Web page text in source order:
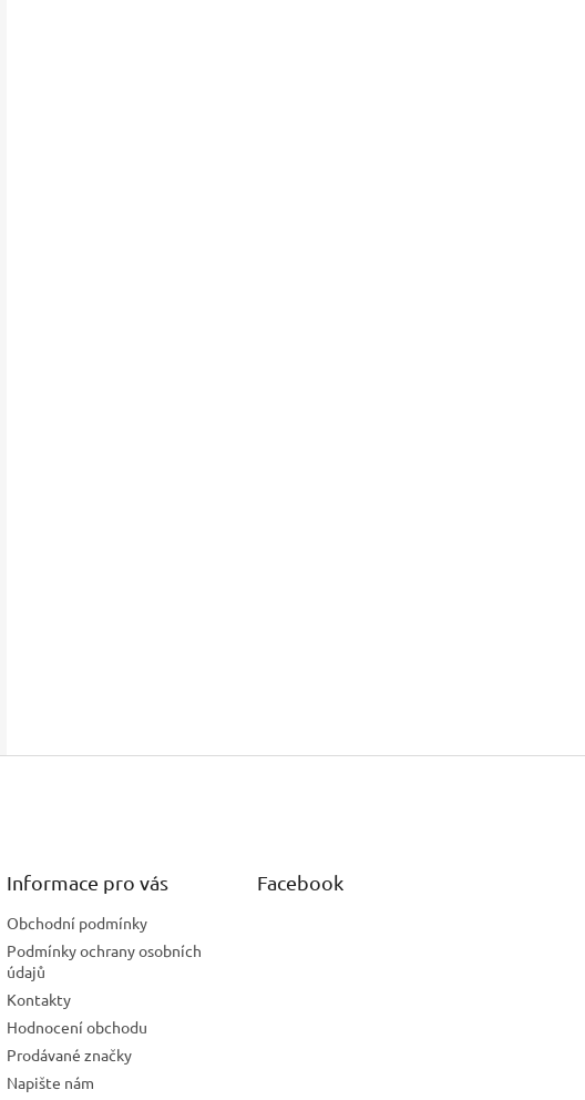
Informace pro vás
Obchodní podmínky
Podmínky ochrany osobních
údajů
Kontakty
Hodnocení obchodu
Prodávané značky
Napište nám
Facebook